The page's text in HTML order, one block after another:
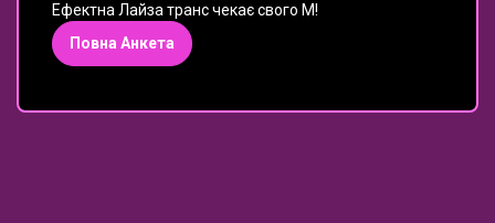
Ефектна Лайза транс чекає свого М!
Повна Анкета